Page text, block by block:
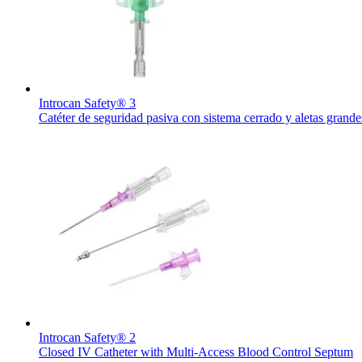
Cuidado de la salud en casa
Encuentra tu trabajo
Introcan Safety® 3
Catéter de seguridad pasiva con sistema cerrado y aletas
Introcan Safety® 2
Closed IV Catheter with Multi-Access Blood Control Septum